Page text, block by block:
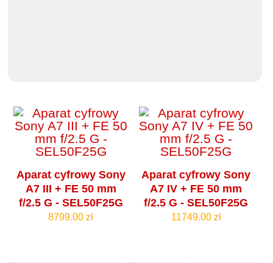
Aparat cyfrowy Sony
A7 III + FE 50 mm
f/2.5 G - SEL50F25G
8799.00 zł
Aparat cyfrowy Sony
A7 IV + FE 50 mm
f/2.5 G - SEL50F25G
11749.00 zł